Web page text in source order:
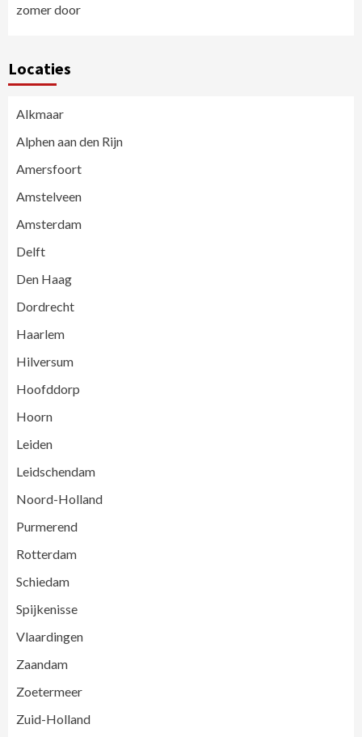
zomer door
Locaties
Alkmaar
Alphen aan den Rijn
Amersfoort
Amstelveen
Amsterdam
Delft
Den Haag
Dordrecht
Haarlem
Hilversum
Hoofddorp
Hoorn
Leiden
Leidschendam
Noord-Holland
Purmerend
Rotterdam
Schiedam
Spijkenisse
Vlaardingen
Zaandam
Zoetermeer
Zuid-Holland